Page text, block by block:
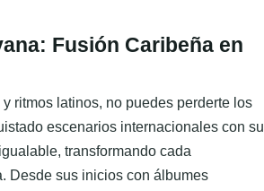
Fusión Caribeña en
ritmos latinos, no puedes perderte los
escenarios internacionales con su
transformando cada
Desde sus inicios con álbumes